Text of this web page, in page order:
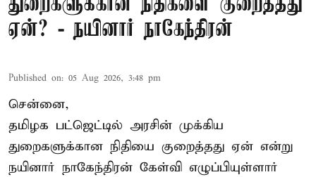
ஏன்? - நயினார் நாகேந்திரன்
Published on: 05 Aug 2026, 3:48 pm
சென்னை,
தமிழக பட்ஜெட்டில் அரசின் முக்கிய
துறைகளுக்கான நிதியை குறைத்தது ஏன் என்று
நயினார் நாகேந்திரன் கேள்வி எழுப்பியுள்ளார்